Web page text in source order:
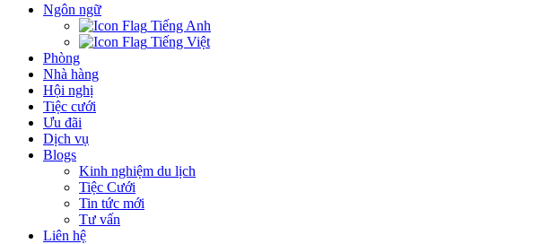
Ngôn ngữ
Tiếng Anh
Tiếng Việt
Phòng
Nhà hàng
Hội nghị
Tiệc cưới
Ưu đãi
Dịch vụ
Blogs
Kinh nghiệm du lịch
Tiệc Cưới
Tin tức mới
Tư vấn
Liên hệ